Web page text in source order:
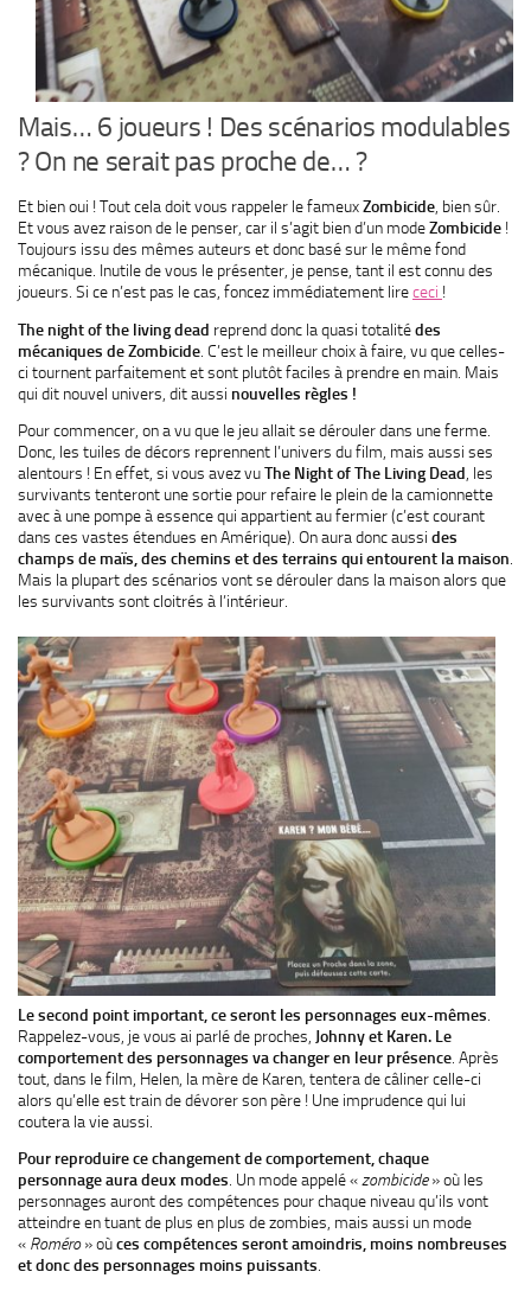
Mais… 6 joueurs ! Des scénarios modulables
? On ne serait pas proche de… ?
Et bien oui ! Tout cela doit vous rappeler le fameuxZombicide , bien sûr.
Et vous avez raison de le penser, car il s’agit bien d’un modeZombicide !
Toujours issu des mêmes auteurs et donc basé sur le même fond
mécanique. Inutile de vous le présenter, je pense, tant il est connu des
joueurs. Si ce n’est pas le cas, foncez immédiatement lirececi !
The night of the living dead reprend donc la quasi totalitédes
mécaniques de Zombicide . C’est le meilleur choix à faire, vu que celles-
ci tournent parfaitement et sont plutôt faciles à prendre en main. Mais
qui dit nouvel univers, dit aussi nouvelles règles !
Pour commencer, on a vu que le jeu allait se dérouler dans une ferme.
Donc, les tuiles de décors reprennent l’univers du film, mais aussi ses
alentours ! En effet, si vous avez vuThe Night of The Living Dead , les
survivants tenteront une sortie pour refaire le plein de la camionnette
avec à une pompe à essence qui appartient au fermier (c’est courant
dans ces vastes étendues en Amérique). On aura donc aussi des
champs de maïs, des chemins et des terrains qui entourent la maison
Mais la plupart des scénarios vont se dérouler dans la maison alors que
les survivants sont cloitrés à l’intérieur.
Le second point important, ce seront les personnages eux-mêmes
Rappelez-vous, je vous ai parlé de proches, Johnny et Karen. Le
comportement des personnages va changer en leur présence . Après
tout, dans le film, Helen, la mère de Karen, tentera de câliner celle-ci
alors qu’elle est train de dévorer son père ! Une imprudence qui lui
coutera la vie aussi.
Pour reproduire ce changement de comportement, chaque
personnage aura deux modes . Un mode appelé « zombicide» où les
personnages auront des compétences pour chaque niveau qu’ils vont
atteindre en tuant de plus en plus de zombies, mais aussi un mode
« Roméro» oùces compétences seront amoindris, moins nombreuses
et donc des personnages moins puissants